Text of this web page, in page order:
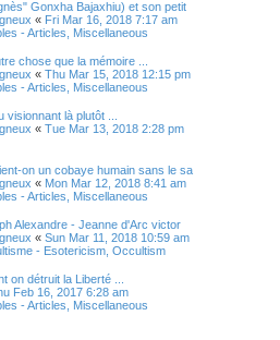
Gonxha Bajaxhiu) et son petit
« Fri Mar 16, 2018 7:17 am
- Articles, Miscellaneous
chose que la mémoire ...
« Thu Mar 15, 2018 12:15 pm
- Articles, Miscellaneous
là plutôt ...
« Tue Mar 13, 2018 2:28 pm
on un cobaye humain sans le sa
« Mon Mar 12, 2018 8:41 am
- Articles, Miscellaneous
Alexandre - Jeanne d'Arc victor
« Sun Mar 11, 2018 10:59 am
- Esotericism, Occultism
on détruit la Liberté ...
Feb 16, 2017 6:28 am
- Articles, Miscellaneous